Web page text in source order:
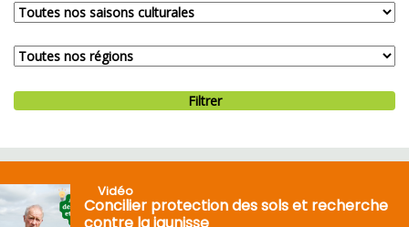
Filtrer
Vidéo
Concilier protection des sols et recherche